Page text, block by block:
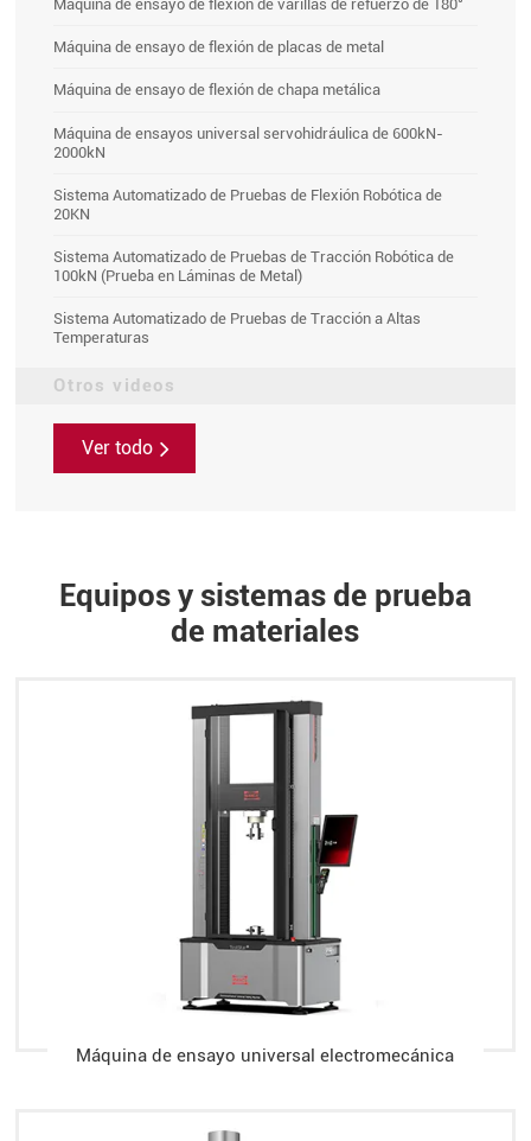
Máquina de ensayo de flexión de varillas de refuerzo de 180°
Máquina de ensayo de flexión de placas de metal
Máquina de ensayo de flexión de chapa metálica
Máquina de ensayos universal servohidráulica de 600kN-
2000kN
Sistema Automatizado de Pruebas de Flexión Robótica de
20KN
Sistema Automatizado de Pruebas de Tracción Robótica de
100kN (Prueba en Láminas de Metal)
Sistema Automatizado de Pruebas de Tracción a Altas
Temperaturas
Otros videos
Ver todo
Equipos y sistemas de prueba
de materiales
Máquina de ensayo universal electromecánica